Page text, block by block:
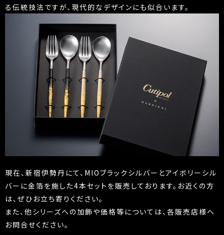
る伝統技法ですが、現代的なデザインにも似合います。
現在、新宿伊勢丹にて、MIOブラックシルバーとアイボリーシル
バーに金箔を施した4本セットを販売しております。お近くの方
は、ぜひお立ち寄りください。
また、他シリーズへの加飾や価格等については、各販売店様へ
お問合せください。